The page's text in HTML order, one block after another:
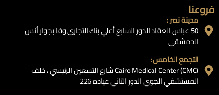
فروعنا
مدينة نصر :
50 عباس العقاد الدور السابع أعلي بنك التجاري وفا بجوار أنس
الدمشقي
التجمع الخامس :
Cairo Medical Center (CMC) شارع التسعين الرئيسي ، خلف
المستشفي الجوي الدور التاني عياده 226